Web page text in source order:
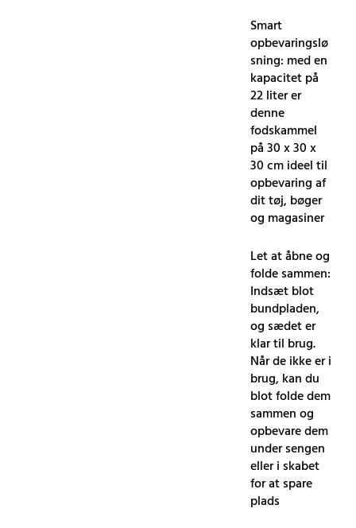
Smart
opbevaringslø
sning: med en
kapacitet på
22 liter er
denne
fodskammel
på 30 x 30 x
30 cm ideel til
opbevaring af
dit tøj, bøger
og magasiner
Let at åbne og
folde sammen:
Indsæt blot
bundpladen,
og sædet er
klar til brug.
Når de ikke er i
brug, kan du
blot folde dem
sammen og
opbevare dem
under sengen
eller i skabet
for at spare
plads